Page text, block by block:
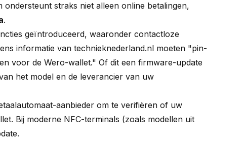
ondersteunt straks niet alleen online betalingen,
.
geïntroduceerd, waaronder contactloze
informatie van technieknederland.nl moeten "pin-
voor de Wero-wallet." Of dit een firmware-update
het model en de leverancier van uw
aanbieder om te verifiëren of uw
Bij moderne NFC-terminals (zoals modellen uit